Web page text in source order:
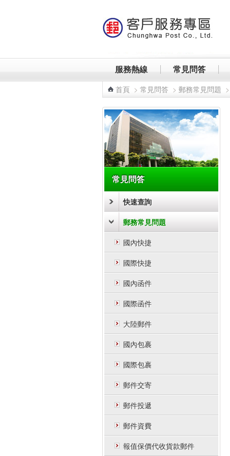
服務熱線 常見問答
首頁 > 常見問答 > 郵務常見問題 >
常見問答
快速查詢
郵務常見問題
國內快捷
國際快捷
國內函件
國際函件
大陸郵件
國內包裹
國際包裹
郵件交寄
郵件投遞
郵件資費
報值保價代收貨款郵件